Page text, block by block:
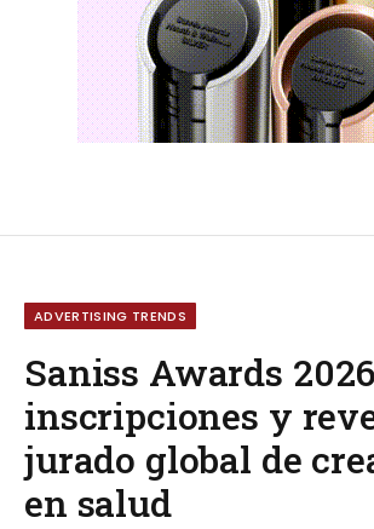
ADVERTISING TRENDS
Saniss Awards
inscripciones y
jurado global de
en salud